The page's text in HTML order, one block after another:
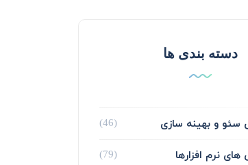
دسته بندی ها
و بهینه سازی (46)
نرم افزارها (79)